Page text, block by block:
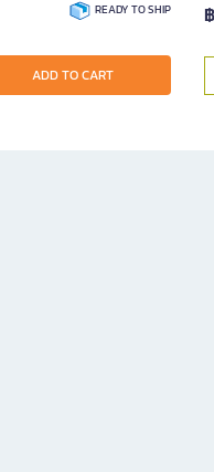
READY TO SHIP
ADD TO CART